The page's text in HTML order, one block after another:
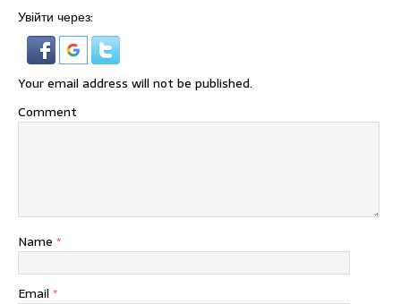
Увійти через:
Your email address will not be published.
Comment
Name *
Email *